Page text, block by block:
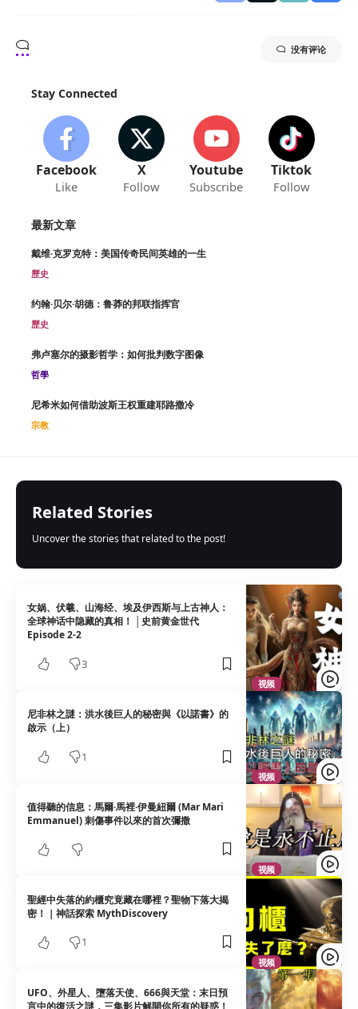
没有评论
Stay Connected
Facebook
Like
X
Follow
Youtube
Subscribe
Tiktok
Follow
最新文章
戴维·克罗克特：美国传奇民间英雄的一生
歷史
约翰·贝尔·胡德：鲁莽的邦联指挥官
歷史
弗卢塞尔的摄影哲学：如何批判数字图像
哲學
尼希米如何借助波斯王权重建耶路撒冷
宗教
Related Stories
Uncover the stories that related to the post!
视频
女娲、伏羲、山海经、埃及伊西斯与上古神人：
全球神话中隐藏的真相！ │史前黄金世代
Episode 2-2
3
视频
尼非林之謎：洪水後巨人的秘密與《以諾書》的
啟示（上）
1
视频
值得聽的信息：馬爾·馬裡·伊曼紐爾 (Mar Mari
Emmanuel) 刺傷事件以來的首次彌撒
视频
聖經中失落的約櫃究竟藏在哪裡？聖物下落大揭
密！｜神話探索 MythDiscovery
1
UFO、外星人、墮落天使、666與天堂：末日預
言中的復活之謎，三集影片解開你所有的疑惑！